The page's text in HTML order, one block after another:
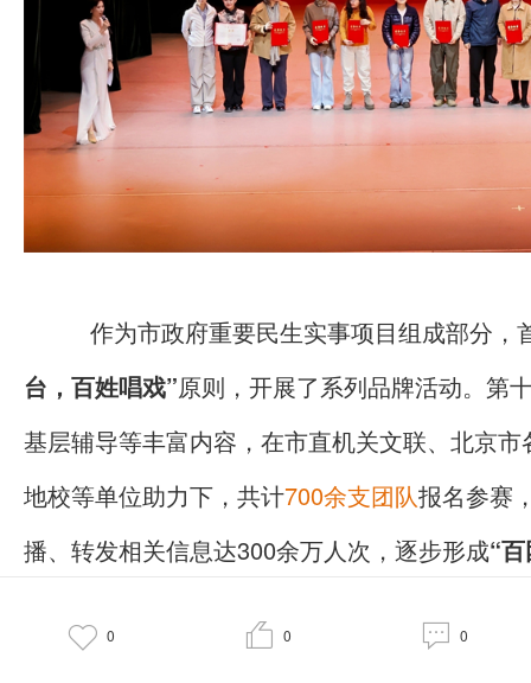
作为市政府重要民生实事项目组成部分，
台，百姓唱戏”原则，开展了系列品牌活动。第
基层辅导等丰富内容，在市直机关文联、北京
地校等单位助力下，共计700余支团队报名参赛
播、转发相关信息达300余万人次，逐步形成“
 0  0  0